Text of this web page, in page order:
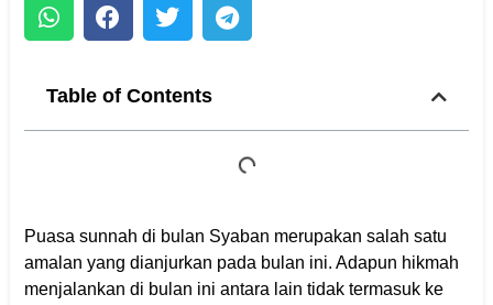
Table of Contents
Puasa sunnah di bulan Syaban merupakan salah satu
amalan yang dianjurkan pada bulan ini. Adapun hikmah
menjalankan di bulan ini antara lain tidak termasuk ke